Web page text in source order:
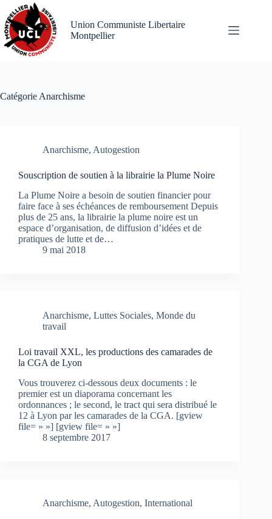
Passer
au
contenu
Union Communiste Libertaire
Montpellier
Catégorie Anarchisme
Anarchisme, Autogestion
Souscription de soutien à la librairie la Plume Noire
La Plume Noire a besoin de soutien financier pour
faire face à ses échéances de remboursement Depuis
plus de 25 ans, la librairie la plume noire est un
espace d’organisation, de diffusion d’idées et de
pratiques de lutte et de…
9 mai 2018
Anarchisme, Luttes Sociales, Monde du
travail
Loi travail XXL, les productions des camarades de
la CGA de Lyon
Vous trouverez ci-dessous deux documents : le
premier est un diaporama concernant les
ordonnances ; le second, le tract qui sera distribué le
12 à Lyon par les camarades de la CGA. [gview
file= » »] [gview file= » »]
8 septembre 2017
Anarchisme, Autogestion, International